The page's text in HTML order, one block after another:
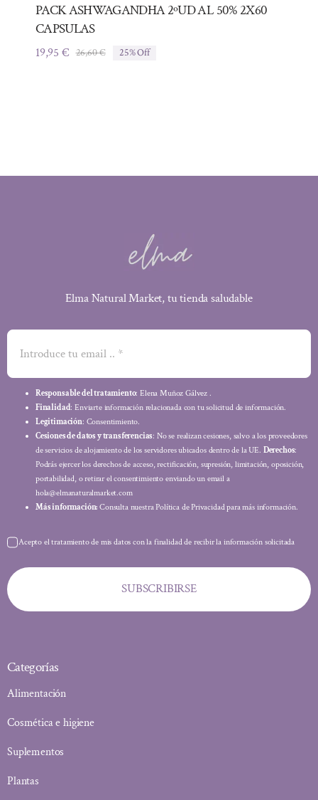
PACK ASHWAGANDHA 2ºUD AL 50% 2X60
CAPSULAS
26,60€El
19,95 €
El
25% Off
Elma Natural Market, tu tienda saludable
Responsable del tratamiento: Elena Muñoz Gálvez .
Finalidad: Enviarte información relacionada con tu solicitud de información.
Legitimación: Consentimiento.
Cesiones de datos y transferencias: No se realizan cesiones, salvo a los proveedores
de servicios de alojamiento de los servidores ubicados dentro de la UE. Derechos:
Podrás ejercer los derechos de acceso, rectificación, supresión, limitación, oposición,
portabilidad, o retirar el consentimiento enviando un email a
hola@elmanaturalmarket.com
Más información: Consulta nuestra Política de Privacidad para más información.
Acepto el tratamiento de mis datos con la finalidad de recibir la información solicitada
SUBSCRIBIRSE
Categorías
Alimentación
Cosmética e higiene
Suplementos
Plantas